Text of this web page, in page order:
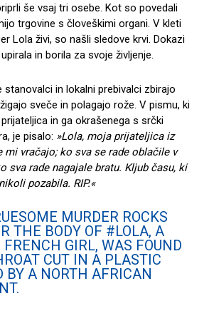
še vsaj tri osebe. Kot so povedali
trgovine s človeškimi organi. V kleti
Lola živi, so našli sledove krvi. Dokazi
in borila za svoje življenje.
in lokalni prebivalci zbirajo
sveče in polagajo rože. V pismu, ki
in ga okrašenega s srčki
je pisalo: »Lola, moja prijateljica iz
mi vračajo; ko sva se rade oblačile v
sva rade nagajale bratu. Kljub času, ki
pozabila. RIP.«
MURDER ROCKS
THE BODY OF #LOLA, A
GIRL, WAS FOUND
CUT IN A PLASTIC
BY A NORTH AFRICAN